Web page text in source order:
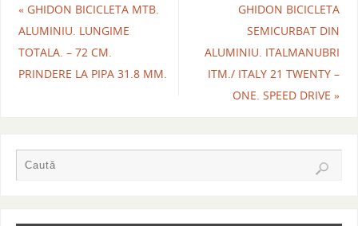
«GHIDON BICICLETA MTB.
ALUMINIU. LUNGIME
TOTALA. – 72 CM.
PRINDERE LA PIPA 31.8 MM.
GHIDON BICICLETA
SEMICURBAT DIN
ALUMINIU. ITALMANUBRI
ITM./ ITALY 21 TWENTY –
ONE. SPEED DRIVE»